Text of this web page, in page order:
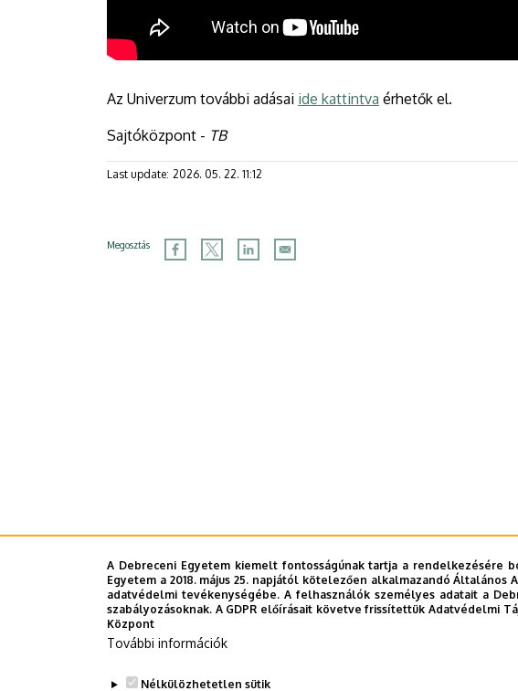
Az Univerzum további adásai ide kattintva érhetők el.
Sajtóközpont - TB
Last update: 2026. 05. 22. 11:12
Megosztás
A Debreceni Egyetem kiemelt fontosságúnak tartja a
Egyetem a 2018. május 25. napjától kötelezően alkalmazandó
adatvédelmi tevékenységébe. A felhasználók személyes adatait a
szabályozásoknak. A GDPR előírásait követve frissítettük
Központ
További információk
Nélkülözhetetlen sütik